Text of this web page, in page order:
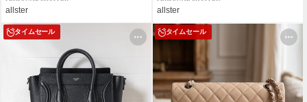
allster allster
タイムセール タイムセール